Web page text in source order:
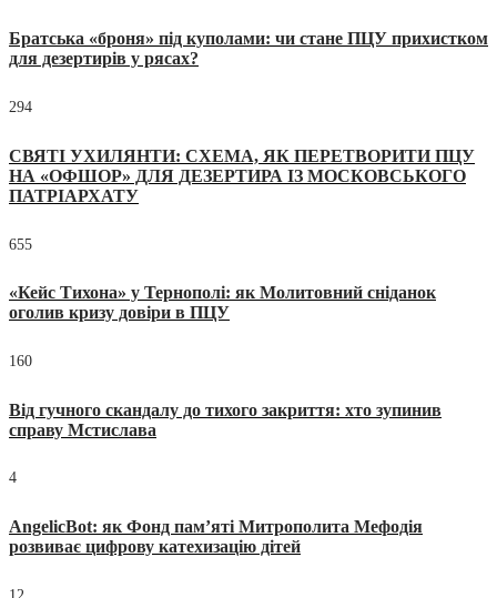
Братська «броня» під куполами: чи стане ПЦУ прихистком
для дезертирів у рясах?
294
СВЯТІ УХИЛЯНТИ: СХЕМА, ЯК ПЕРЕТВОРИТИ ПЦУ
НА «ОФШОР» ДЛЯ ДЕЗЕРТИРА ІЗ МОСКОВСЬКОГО
ПАТРІАРХАТУ
655
«Кейс Тихона» у Тернополі: як Молитовний сніданок
оголив кризу довіри в ПЦУ
160
Від гучного скандалу до тихого закриття: хто зупинив
справу Мстислава
4
AngelicBot: як Фонд пам’яті Митрополита Мефодія
розвиває цифрову катехизацію дітей